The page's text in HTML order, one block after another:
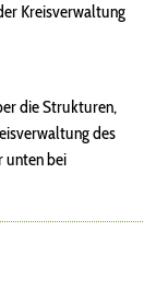
Kreisverwaltung
die Strukturen,
des
unten bei